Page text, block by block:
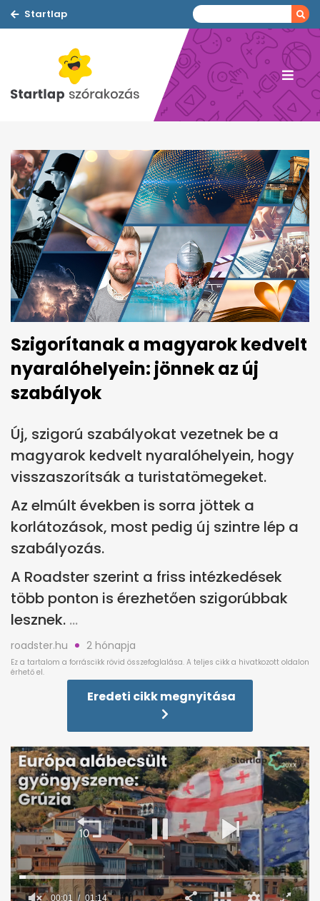
Startlap
Szigorítanak a magyarok kedvelt
nyaralóhelyein: jönnek az új
szabályok
Új, szigorú szabályokat vezetnek be a
magyarok kedvelt nyaralóhelyein, hogy
visszaszorítsák a turistatömegeket.
Az elmúlt években is sorra jöttek a
korlátozások, most pedig új szintre lép a
szabályozás.
A Roadster szerint a friss intézkedések
több ponton is érezhetően szigorúbbak
lesznek.
roadster.hu 2 hónapja
Eredeti cikk megnyitása
00:02 01:14